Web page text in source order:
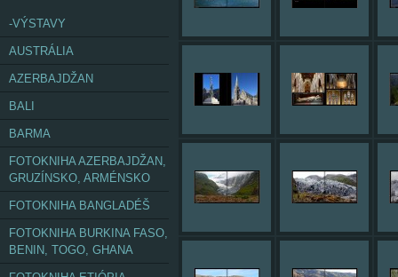
-VÝSTAVY
AUSTRÁLIA
AZERBAJDŽAN
BALI
BARMA
FOTOKNIHA AZERBAJDŽAN,
GRUZÍNSKO, ARMÉNSKO
FOTOKNIHA BANGLADÉŠ
FOTOKNIHA BURKINA FASO,
BENIN, TOGO, GHANA